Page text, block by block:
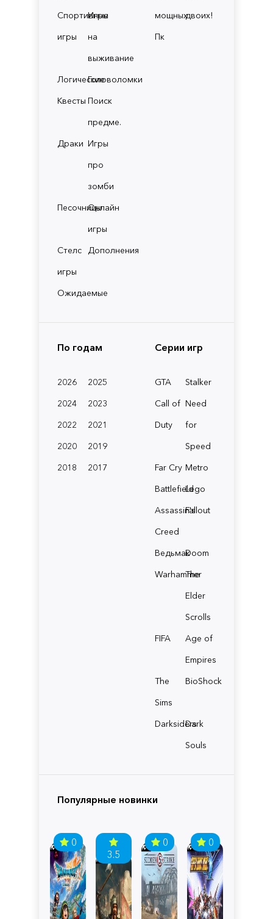
Спортивные
игры
Игры
на
выживание
ЛогическиеГоловоломки
Квесты Поиск
предме.
Драки Игры
про
зомби
ПесочницыОнлайн
игры
Стелс
игры
Дополнения
Ожидаемые
мощных
Пк
двоих!
По годам
2026
2025
2024
2023
2022
2021
2020
2019
2018
2017
Серии игр
GTA
Stalker
Call of
Duty
Need
for
Speed
Far Cry Metro
BattlefieldLego
Assassin's
Creed
Fallout
ВедьмакDoom
Warhammer
The
Elder
Scrolls
FIFA
Age of
Empires
The
Sims
BioShock
Darksiders
Dark
Souls
Популярные новинки
0
3.5
0 0